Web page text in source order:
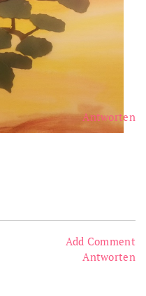
Add Comment
Antworten
Antworten